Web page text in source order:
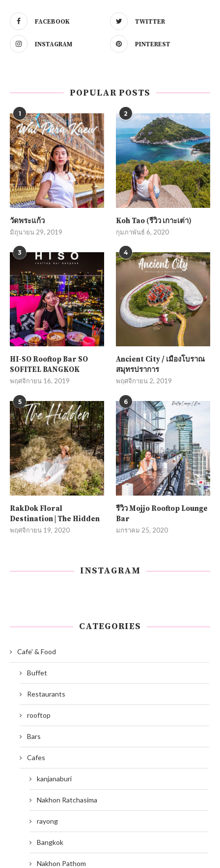
FACEBOOK TWITTER
INSTAGRAM PINTEREST
POPULAR POSTS
1
วัดพระแก้ว
มิถุนายน 29, 2019
2
Koh Tao (รีวิว เกาะเต่า)
กุมภาพันธ์ 6, 2020
3
HI-SO Rooftop Bar SO
SOFITEL BANGKOK
พฤศจิกายน 16, 2019
4
Ancient City / เมืองโบราณ
สมุทรปราการ
พฤศจิกายน 2, 2019
5
RakDok Floral
Destination | The Hidden
พฤศจิกายน 19, 2020
6
รีวิว Mojjo Rooftop Lounge
Bar
มกราคม 25, 2020
INSTAGRAM
CATEGORIES
Cafe' & Food
Buffet
Restaurants
rooftop
Bars
Cafes
kanjanaburi
Nakhon Ratchasima
rayong
Bangkok
Nakhon Pathom